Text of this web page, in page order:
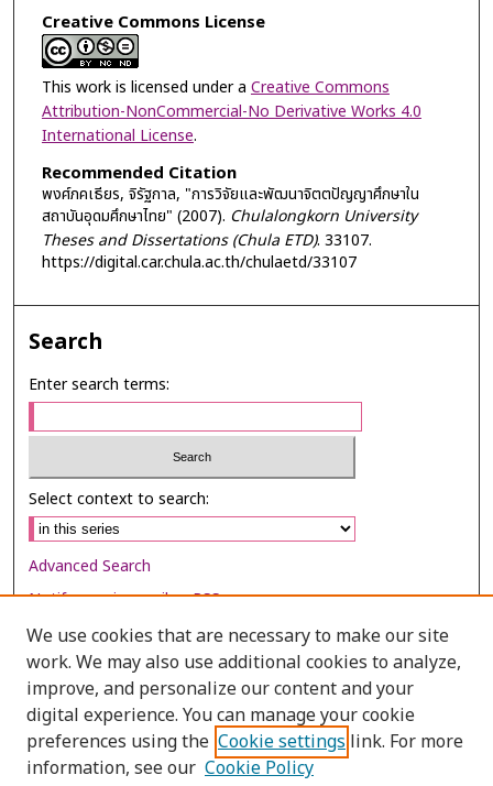
Creative Commons License
This work is licensed under a Creative Commons
Attribution-NonCommercial-No Derivative Works 4.0
International License.
Recommended Citation
พงศ์ภคเธียร, จิรัฐกาล, "การวิจัยและพัฒนาจิตตปัญญาศึกษาใน
สถาบันอุดมศึกษาไทย" (2007). Chulalongkorn University
Theses and Dissertations (Chula ETD). 33107.
https://digital.car.chula.ac.th/chulaetd/33107
Search
Enter search terms:
Select context to search:
Advanced Search
Notify me via email orRSS
Browse
Collections
Disciplines
Authors
We use cookies that are necessary to make our site
work. We may also use additional cookies to analyze,
improve, and personalize our content and your
digital experience. You can manage your cookie
preferences using the Cookie settings link. For more
information, see our Cookie Policy